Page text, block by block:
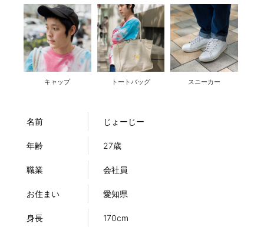
キャップ トートバッグ スニーカー
名前 じょーじー
年齢 27歳
職業 会社員
お住まい 愛知県
身長 170cm